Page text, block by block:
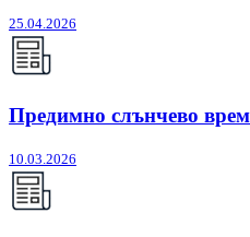
25.04.2026
Предимно слънчево
10.03.2026